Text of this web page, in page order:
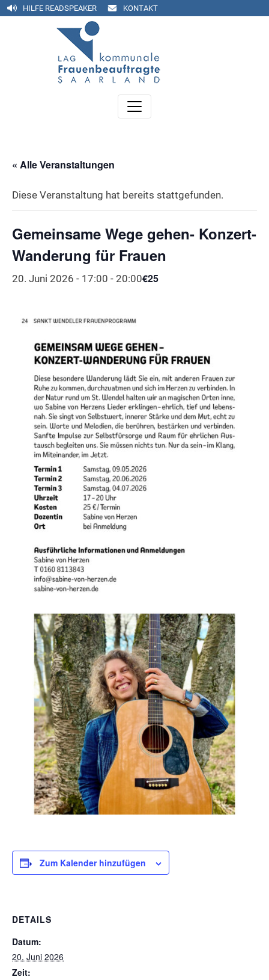
HILFE READSPEAKER KONTAKT
« Alle Veranstaltungen
Diese Veranstaltung hat bereits stattgefunden.
Gemeinsame Wege gehen- Konzert-
Wanderung für Frauen
20. Juni 2026 - 17:00 - 20:00€25
Zum Kalender hinzufügen
DETAILS
Datum:
20. Juni 2026
Zeit: